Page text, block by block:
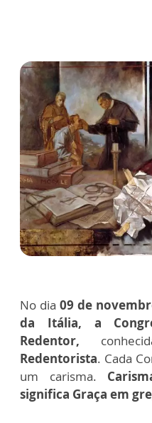
No dia09 de
da Itália, a
Redentor,
Redentorista. Cada
um carisma.
significa Graça em